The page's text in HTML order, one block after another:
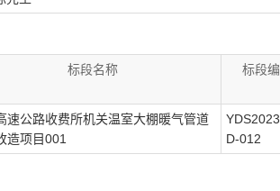
标段名称 标段
速公路收费所机关温室大棚暖气管道
造项目001
D-012